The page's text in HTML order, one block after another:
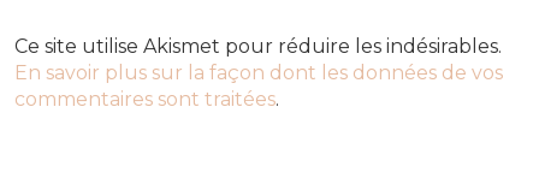
Ce site utilise Akismet pour réduire les indésirables.
En savoir plus sur la façon dont les données de vos
commentaires sont traitées.